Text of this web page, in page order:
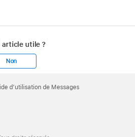
article utile ?
Non
d’utilisation de Messages